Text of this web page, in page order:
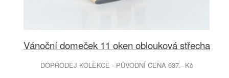
Vánoční domeček 11 oken oblouková střecha
DOPRODEJ KOLEKCE - PŮVODNÍ CENA 637.- Kč